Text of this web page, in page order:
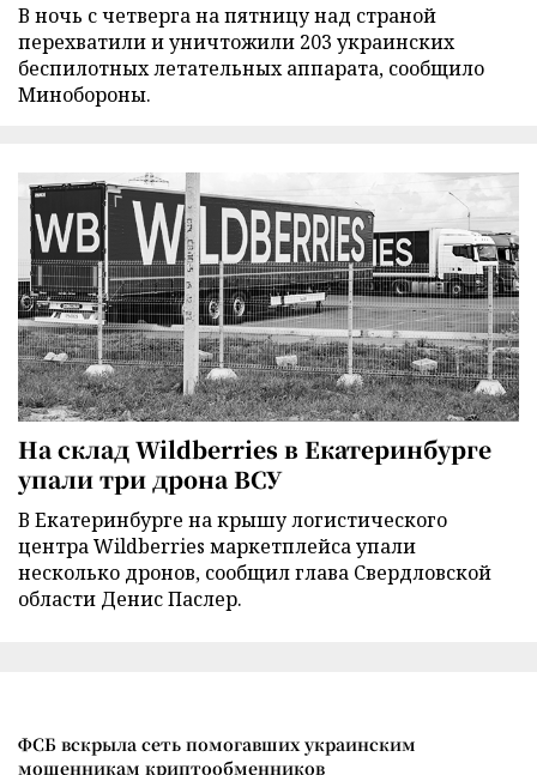
В ночь с четверга на пятницу над страной
перехватили и уничтожили 203 украинских
беспилотных летательных аппарата, сообщило
Минобороны.
На склад Wildberries в Екатеринбурге
упали три дрона ВСУ
В Екатеринбурге на крышу логистического
центра Wildberries маркетплейса упали
несколько дронов, сообщил глава Свердловской
области Денис Паслер.
ФСБ вскрыла сеть помогавших украинским
мошенникам криптообменников